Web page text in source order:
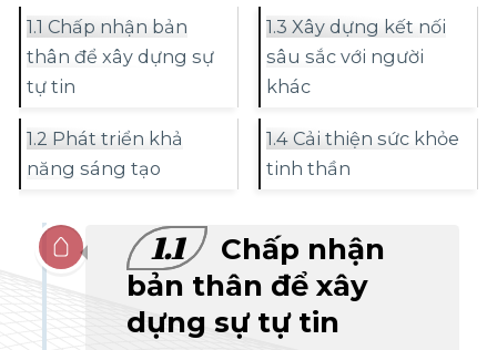
1.1 Chấp nhận bản
thân để xây dựng sự
tự tin
1.2 Phát triển khả
năng sáng tạo
1.3 Xây dựng kết nối
sâu sắc với người
khác
1.4 Cải thiện sức khỏe
tinh thần
1.1
Chấp nhận
bản thân để xây
dựng sự tự tin